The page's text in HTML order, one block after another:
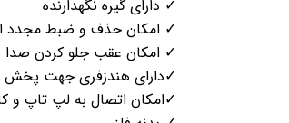
✓ دارای گیره نگهدارنده
✓ امکان حذف و ضبط مجدد
✓ امکان عقب جلو کردن
✓دارای هندزفری جهت
✓امکان اتصال به لپ تاپ و